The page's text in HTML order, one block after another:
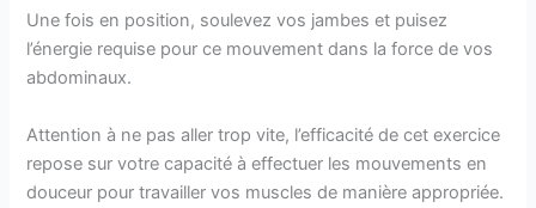
Une fois en position, soulevez vos jambes et puisez
l’énergie requise pour ce mouvement dans la force de vos
abdominaux.
Attention à ne pas aller trop vite, l’efficacité de cet exercice
repose sur votre capacité à effectuer les mouvements en
douceur pour travailler vos muscles de manière appropriée.